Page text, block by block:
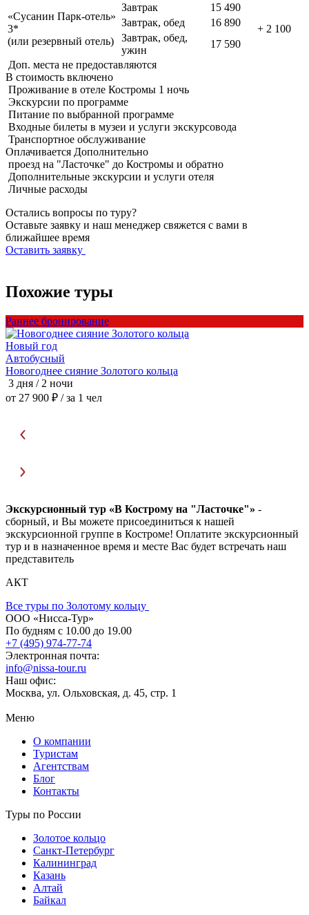
«Сусанин Парк-отель»
3*
(или резервный отель)
Завтрак
15 490
+ 2 100
Завтрак, обед
16 890
Завтрак, обед,
ужин
17 590
Доп. места не предоставляются
В стоимость включено
Проживание в отеле Костромы 1 ночь
Экскурсии по программе
Питание по выбранной программе
Входные билеты в музеи и услуги экскурсовода
Транспортное обслуживание
Оплачивается Дополнительно
проезд на "Ласточке" до Костромы и обратно
Дополнительные экскурсии и услуги отеля
Личные расходы
Остались вопросы по туру?
Оставьте заявку и наш менеджер свяжется с вами в
ближайшее время
Оставить заявку
Похожие туры
Раннее бронирование
Новый год
Автобусный
Новогоднее сияние Золотого кольца
3 дня / 2 ночи
от 27 900 ₽ / за 1 чел
Экскурсионный тур «В Кострому на "Ласточке"» -
сборный, и Вы можете присоединиться к нашей
экскурсионной группе в Костроме! Оплатите экскурсионный
тур и в назначенное время и месте Вас будет встречать наш
представитель
АКТ
Все туры по Золотому кольцу
ООО «Нисса-Тур»
По будням с 10.00 до 19.00
+7 (495) 974-77-74
Электронная почта:
info@nissa-tour.ru
Наш офис:
Москва, ул. Ольховская, д. 45, стр. 1
Меню
О компании
Туристам
Агентствам
Блог
Контакты
Туры по России
Золотое кольцо
Санкт-Петербург
Калининград
Казань
Алтай
Байкал